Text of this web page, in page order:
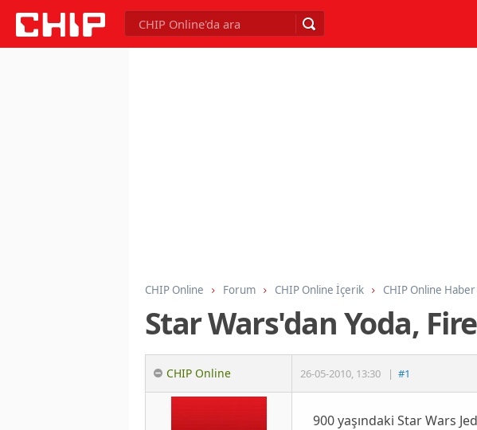
CHIP Online Forum CHIP Online İçerik CHIP Online Haber
Star Wars'dan Yoda,
CHIP Online 26-05-2010, 13:30 | #1
900 yaşındaki Star Wars